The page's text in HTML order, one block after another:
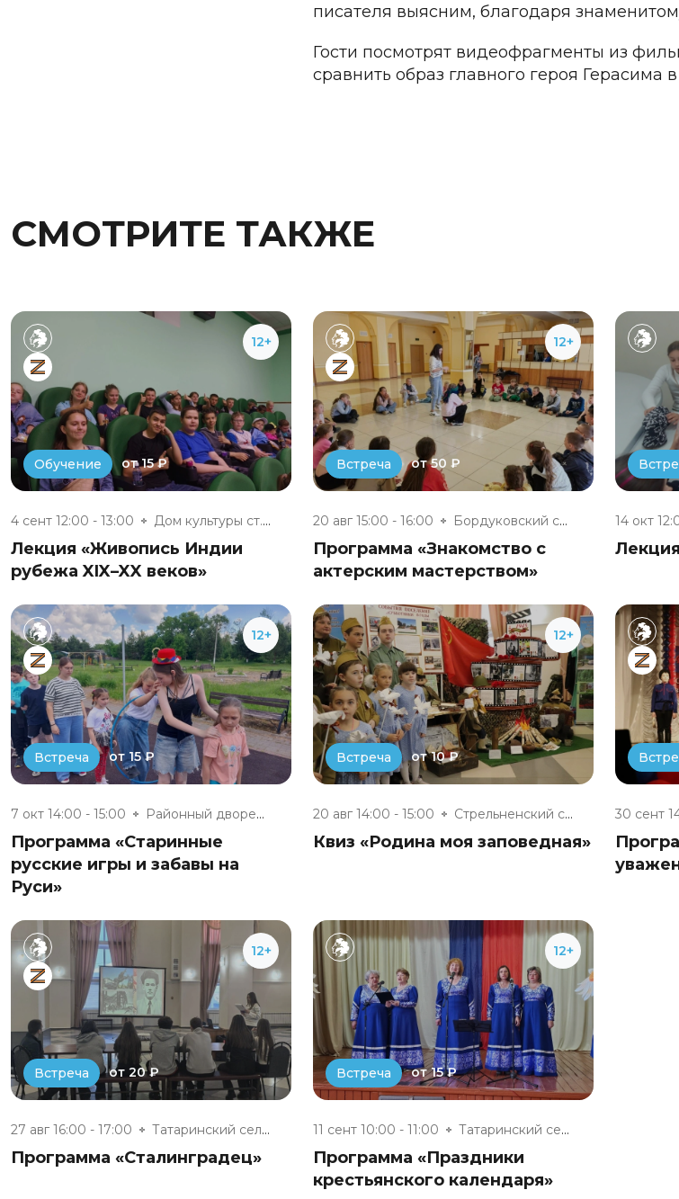
писателя выясним, благодаря
Гости посмотрят видеофрагменты из
сравнить образ главного героя Герасима
СМОТРИТЕ ТАКЖЕ
12+
Обучение от 15 ₽
4 сент 12:00 - 13:00 Дом культуры ст. Сухиничи-Глав...
Лекция «Живопись Индии
рубежа XIX–XX веков»
12+
Встреча от 50 ₽
20 авг 15:00 - 16:00 Бордуковский сельский клуб
Программа «Знакомство с
актерским мастерством»
14 окт
12+
Встреча от 15 ₽
7 окт 14:00 - 15:00 Районный дворец культуры г. Су...
Программа «Старинные
русские игры и забавы на
Руси»
12+
Встреча от 10 ₽
20 авг 14:00 - 15:00 Стрельненский сельский Дом кул...
Квиз «Родина моя заповедная»
30 сент
12+
Встреча от 20 ₽
27 авг 16:00 - 17:00 Татаринский сельский клуб
Программа «Сталинградец»
12+
Встреча от 15 ₽
11 сент 10:00 - 11:00 Татаринский сельский клуб
Программа «Праздники
крестьянского календаря»